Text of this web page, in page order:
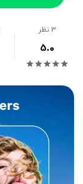
3 نظر
5.0